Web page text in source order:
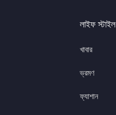
লাইফ স্টাইল
খাবার
ভ্রমণ
ফ্যাশান